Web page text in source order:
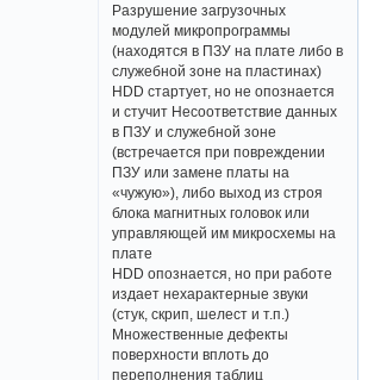
Разрушение загрузочных
модулей микропрограммы
(находятся в ПЗУ на плате либо в
служебной зоне на пластинах)
HDD стартует, но не опознается
и стучит Несоответствие данных
в ПЗУ и служебной зоне
(встречается при повреждении
ПЗУ или замене платы на
«чужую»), либо выход из строя
блока магнитных головок или
управляющей им микросхемы на
плате
HDD опознается, но при работе
издает нехарактерные звуки
(стук, скрип, шелест и т.п.)
Множественные дефекты
поверхности вплоть до
переполнения таблиц